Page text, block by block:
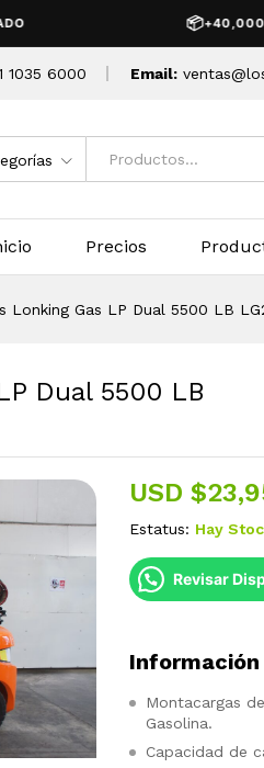
+40,000
1035 6000 Email:
Precios
Lonking Gas LP Dual 5500 LB
Dual 5500 LB
USD $
Estatus: Hay
Revisar
Montacargas
Gasolina.
Capacidad de